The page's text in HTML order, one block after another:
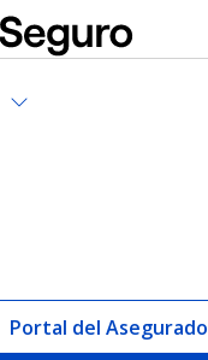
Portal del Asegurado